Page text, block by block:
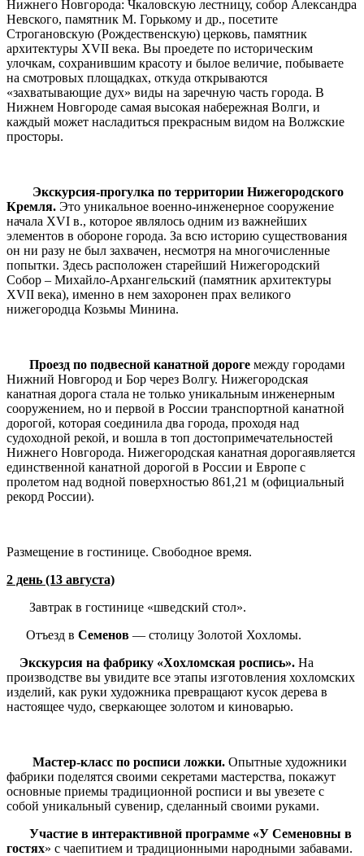
Нижнего Новгорода: Чкаловскую лестницу, собор Александра
Невского, памятник М. Горькому и др., посетите
Строгановскую (Рождественскую) церковь, памятник
архитектуры ХVII века. Вы проедете по историческим
улочкам, сохранившим красоту и былое величие, побываете
на смотровых площадках, откуда открываются
«захватывающие дух» виды на заречную часть города. В
Нижнем Новгороде самая высокая набережная Волги, и
каждый может насладиться прекрасным видом на Волжские
просторы.
Экскурсия-прогулка по территории Нижегородского
Кремля. Это уникальное военно-инженерное сооружение
начала XVI в., которое являлось одним из важнейших
элементов в обороне города. За всю историю существования
он ни разу не был захвачен, несмотря на многочисленные
попытки. Здесь расположен старейший Нижегородский
Собор – Михайло-Архангельский (памятник архитектуры
ХVII века), именно в нем захоронен прах великого
нижегородца Козьмы Минина.
Проезд по подвесной канатной дороге между городами
Нижний Новгород и Бор через Волгу. Нижегородская
канатная дорога стала не только уникальным инженерным
сооружением, но и первой в России транспортной канатной
дорогой, которая соединила два города, проходя над
судоходной рекой, и вошла в топ достопримечательностей
Нижнего Новгорода. Нижегородская канатная дорогаявляется
единственной канатной дорогой в России и Европе с
пролетом над водной поверхностью 861,21 м (официальный
рекорд России).
Размещение в гостинице. Свободное время.
2 день (13 августа)
Завтрак в гостинице «шведский стол».
Отъезд в Семенов — столицу Золотой Хохломы.
Экскурсия на фабрику «Хохломская роспись». На
производстве вы увидите все этапы изготовления хохломских
изделий, как руки художника превращают кусок дерева в
настоящее чудо, сверкающее золотом и киноварью.
Мастер-класс по росписи ложки. Опытные художники
фабрики поделятся своими секретами мастерства, покажут
основные приемы традиционной росписи и вы увезете с
собой уникальный сувенир, сделанный своими руками.
Участие в интерактивной программе «У Семеновны в
гостях» с чаепитием и традиционными народными забавами.